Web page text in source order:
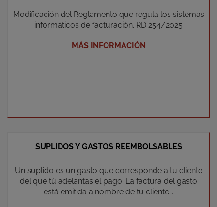
Modificación del Reglamento que regula los sistemas
informáticos de facturación. RD 254/2025
MÁS INFORMACIÓN
SUPLIDOS Y GASTOS REEMBOLSABLES
Un suplido es un gasto que corresponde a tu cliente
del que tú adelantas el pago. La factura del gasto
está emitida a nombre de tu cliente...